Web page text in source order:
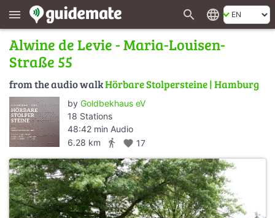
menu search language
Alwine de Levie - Maria-Louisen-
Straße 55
from the audio walkHörbare Stolpersteine | Hamburg
by Goldbekhaus eV
18 Stations
48:42 min Audio
6.28 km
directions_walk favorite 17